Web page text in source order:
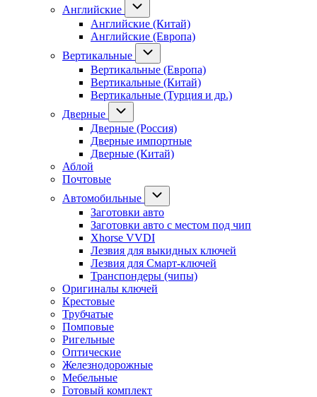
Английские
Английские (Китай)
Английские (Европа)
Вертикальные
Вертикальные (Европа)
Вертикальные (Китай)
Вертикальные (Турция и др.)
Дверные
Дверные (Россия)
Дверные импортные
Дверные (Китай)
Аблой
Почтовые
Автомобильные
Заготовки авто
Заготовки авто с местом под чип
Xhorse VVDI
Лезвия для выкидных ключей
Лезвия для Смарт-ключей
Транспондеры (чипы)
Оригиналы ключей
Крестовые
Трубчатые
Помповые
Ригельные
Оптические
Железнодорожные
Мебельные
Готовый комплект